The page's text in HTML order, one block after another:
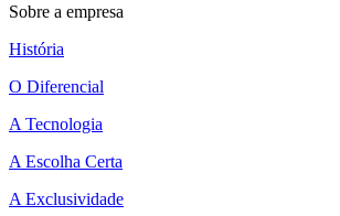
Sobre a empresa
História
O Diferencial
A Tecnologia
A Escolha Certa
A Exclusividade